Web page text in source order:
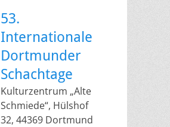
53.
Internationale
Dortmunder
Schachtage
Kulturzentrum „Alte
Schmiede“, Hülshof
32, 44369 Dortmund